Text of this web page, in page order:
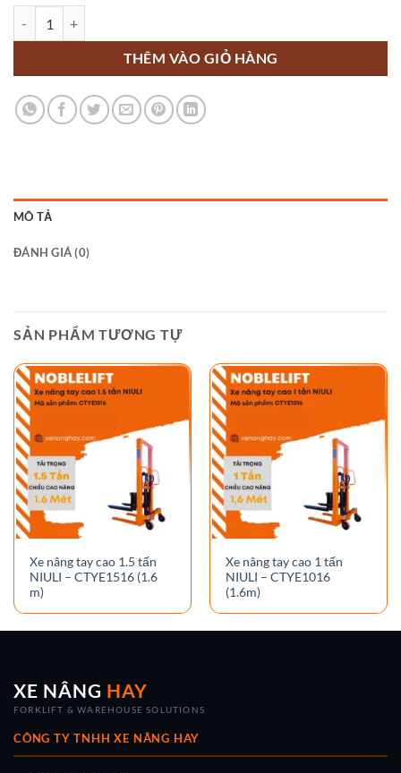
THÊM VÀO GIỎ HÀNG
MÔ TẢ
ĐÁNH GIÁ (0)
SẢN PHẨM TƯƠNG TỰ
Xe nâng tay cao 1.5 tấn
NIULI – CTYE1516 (1.6
m)
Xe nâng tay cao 1 tấn
NIULI – CTYE1016
(1.6m)
XE NÂNG HAY
FORKLIFT & WAREHOUSE SOLUTIONS
CÔNG TY TNHH XE NÂNG HAY